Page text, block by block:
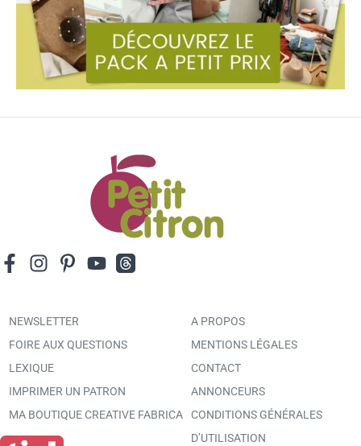
NEWSLETTER
FOIRE AUX QUESTIONS
LEXIQUE
IMPRIMER UN PATRON
MA BOUTIQUE CREATIVE FABRICA
A PROPOS
MENTIONS LÉGALES
CONTACT
ANNONCEURS
CONDITIONS GÉNÉRALES
D’UTILISATION